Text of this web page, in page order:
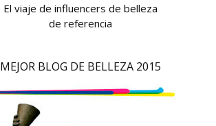
El viaje de influencers de belleza
de referencia
MEJOR BLOG DE BELLEZA 2015